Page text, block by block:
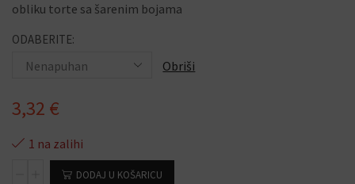
obliku torte sa šarenim bojama
ODABERITE:
Obriši
3,32 €
1 na zalihi
DODAJ U KOŠARICU